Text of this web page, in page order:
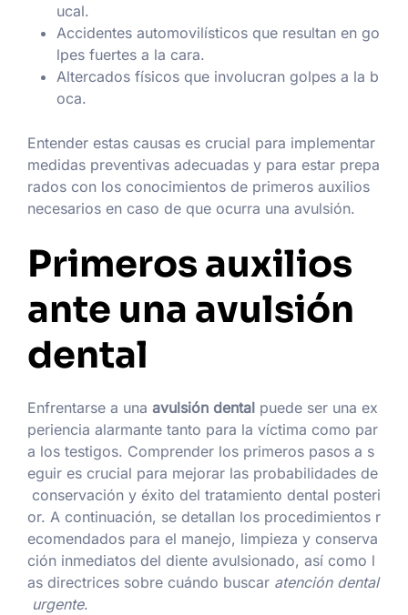
ucal.
Accidentes automovilísticos que resultan en go
lpes fuertes a la cara.
Altercados físicos que involucran golpes a la b
oca.
Entender estas causas es crucial para implementar
medidas preventivas adecuadas y para estar prepa
rados con los conocimientos de primeros auxilios
necesarios en caso de que ocurra una avulsión.
Primeros auxilios
ante una avulsión
dental
Enfrentarse a una avulsión dental puede ser una ex
periencia alarmante tanto para la víctima como par
a los testigos. Comprender los primeros pasos a s
eguir es crucial para mejorar las probabilidades de
conservación y éxito del tratamiento dental posteri
or. A continuación, se detallan los procedimientos r
ecomendados para el manejo, limpieza y conserva
ción inmediatos del diente avulsionado, así como l
as directrices sobre cuándo buscar atención dental
urgente.